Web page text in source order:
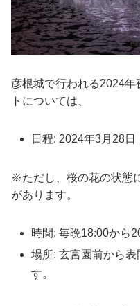
彦根城で行われる2024
トについては、
日程: 2024年3月28
※ただし、桜の花の状態
があります。
時間: 毎晩18:00から
場所: 玄宮園前から
す。